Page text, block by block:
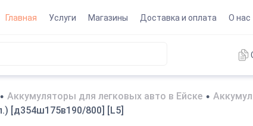
Главная Услуги Магазины Доставка и оплата О нас
• Аккумуляторы для легковых авто в Ейске •
[д354ш175в190/800] [L5]